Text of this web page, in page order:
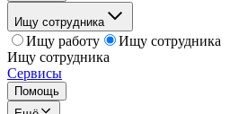
Ищу сотрудника
Ищу работу
Ищу сотрудника
Ищу сотрудника
Сервисы
Помощь